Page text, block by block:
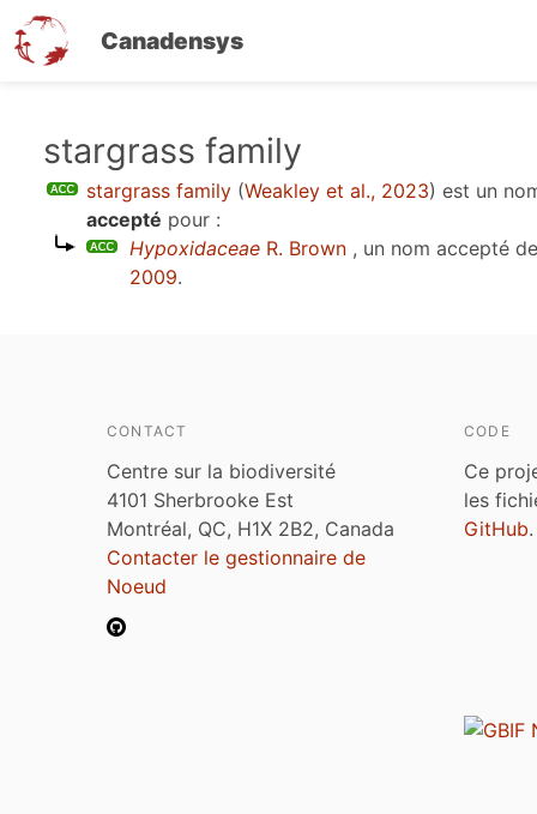
Canadensys
contenu
stargrass family
stargrass family (Weakley et al., 2023) est un
accepté pour :
Hypoxidaceae R. Brown , un nom accepté
2009.
CONTACT
Centre sur la biodiversité
4101 Sherbrooke Est
Montréal, QC, H1X 2B2, Canada
Contacter le gestionnaire de
Noeud
CODE
Ce
les
GitHub.